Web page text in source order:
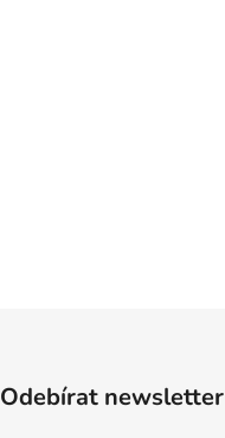
Odebírat newsletter